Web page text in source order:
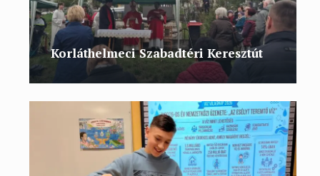
Korláthelmeci Szabadtéri Keresztút